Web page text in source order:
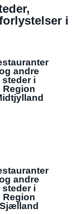
i
andre
steder i
Region
andre
steder i
Region
Sjælland